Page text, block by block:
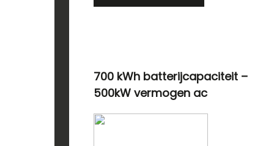
700 kWh batterijcapaciteit –
500kW vermogen ac